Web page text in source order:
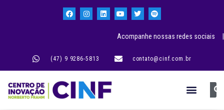
(47) 9 9286-5813 contato@cinf.com.br
Acompanhe nossas redes sociais |